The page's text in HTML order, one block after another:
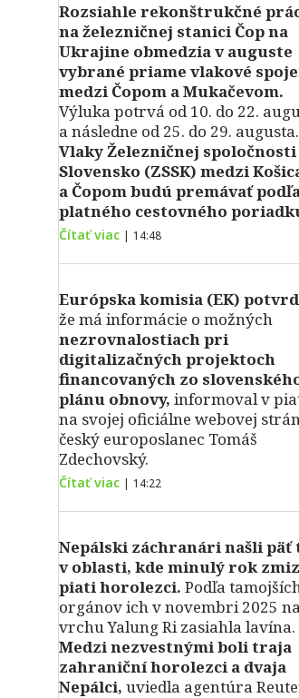
Rozsiahle rekonštrukčné
na železničnej stanici Čop na
Ukrajine obmedzia v auguste
vybrané priame vlakové
medzi Čopom a Mukačevom.
Výluka potrvá od 10. do 22.
a následne od 25. do 29. augusta.
Vlaky Železničnej spoločnosti
Slovensko (ZSSK) medzi
a Čopom budú premávať
platného cestovného
Čítať viac | 14:48
Európska komisia (EK)
že má informácie o možných
nezrovnalostiach pri
digitalizačných projektoch
financovaných zo
plánu obnovy, informoval v
na svojej oficiálne webovej
český europoslanec Tomáš
Zdechovský.
Čítať viac | 14:22
Nepálski záchranári našli päť
v oblasti, kde minulý rok
piati horolezci. Podľa
orgánov ich v novembri 2025 na
vrchu Yalung Ri zasiahla lavína.
Medzi nezvestnými boli traja
zahraniční horolezci a dvaja
Nepálci, uviedla agentúra